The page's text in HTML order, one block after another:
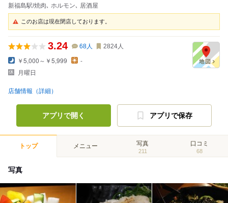
新福島駅/焼肉､ ホルモン､ 居酒屋
このお店は現在閉店しております。
3.24 68人 2824人
￥5,000～￥5,999
-
月曜日
店舗情報（詳細）
アプリで開く アプリで保存
トップ メニュー 写真
211
口コミ
68
写真